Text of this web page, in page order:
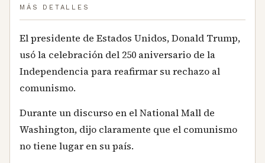
MÁS DETALLES
El presidente de Estados Unidos, Donald Trump,
usó la celebración del 250 aniversario de la
Independencia para reafirmar su rechazo al
comunismo.
Durante un discurso en el National Mall de
Washington, dijo claramente que el comunismo
no tiene lugar en su país.